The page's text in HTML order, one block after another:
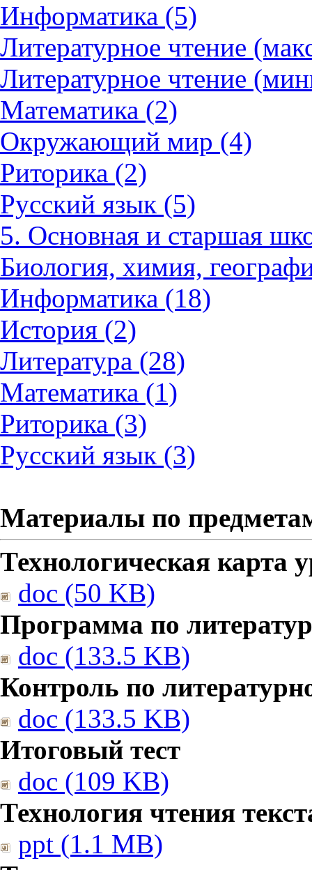
Информатика (5)
Литературное чтение
Литературное чтение
Математика (2)
Окружающий мир (4)
Риторика (2)
Русский язык (5)
5. Основная и старшая
Биология, химия,
Информатика (18)
История (2)
Литература (28)
Математика (1)
Риторика (3)
Русский язык (3)
Материалы по
Технологическая карта
doc (50 KB)
Программа по
doc (133.5 KB)
Контроль по
doc (133.5 KB)
Итоговый тест
doc (109 KB)
Технология чтения
ppt (1.1 MB)